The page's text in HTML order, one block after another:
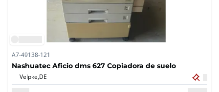
A7-49138-121
Nashuatec Aficio dms 627 Copiadora de suelo
Velpke,DE